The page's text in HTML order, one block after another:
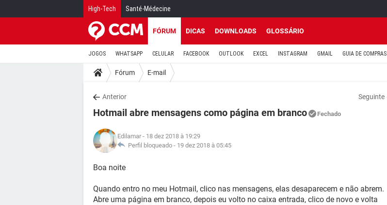
High-Tech Santé-Médecine
FÓRUM DICAS DOWNLOADS GLOSSÁRIO
JOGOS WHATSAPP CELULAR FACEBOOK OUTLOOK EXCEL INSTAGRAM GMAIL GUIA DE COMPRAS
Fórum E-mail
Anterior Seguinte
Hotmail abre mensagens como página em branco Fechado
Edilamar - 18 dez 2018 à 19:29
Perfil bloqueado - 19 dez 2018 à 05:45
Boa noite
Quando entro no meu Hotmail, clico nas mensagens, elas desaparecem e não abrem.
Abre uma página em branco, depois eu volto no caixa entrada, clico de novo e volta